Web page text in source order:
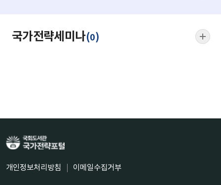
국가전략세미나(0)
개인정보처리방침 이메일수집거부